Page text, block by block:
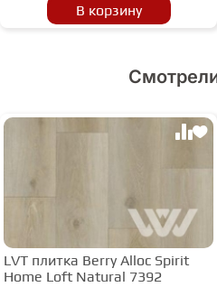
В корзину
LVT плитка Berry Alloc Spirit
Home Loft Natural 7392